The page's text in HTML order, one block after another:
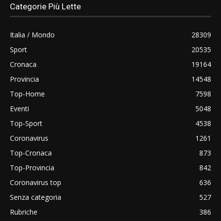
Categorie Più Lette
Italia / Mondo
28309
Sport
20535
Cronaca
19164
Provincia
14548
Top-Home
7598
Eventi
5048
Top-Sport
4538
Coronavirus
1261
Top-Cronaca
873
Top-Provincia
842
Coronavirus top
636
Senza categoria
527
Rubriche
386